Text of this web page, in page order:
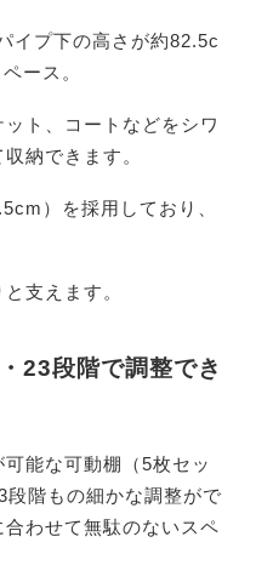
イプ下の高さが約82.5c
ース。
ト、コートなどをシワ
納できます。
）を採用しており、
支えます。
23段階で調整でき
能な可動棚（5枚セッ
段階もの細かな調整がで
わせて無駄のないスペ